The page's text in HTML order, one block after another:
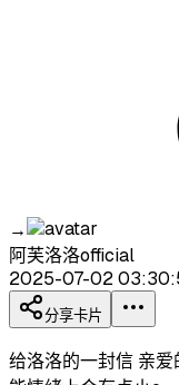
→
阿芙洛洛official
2025-07-02
分享卡片
给洛洛的一封信 亲